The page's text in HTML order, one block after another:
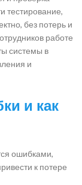
тестирование,
без потерь и
работе
системы в
и
и как
ошибками,
к потере